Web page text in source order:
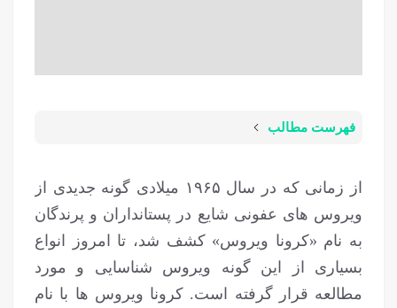
فهرست مطالب
از زمانی که در سال ۱۹۶۵ میلادی گونه جدیدی از
ویروس های عفونی شایع در پستانداران و پرندگان
به نام «کرونا ویروس» کشف شد، تا امروز انواع
بسیاری از این گونه ویروس شناسایی و مورد
مطالعه قرار گرفته است. کرونا ویروس ها با نام